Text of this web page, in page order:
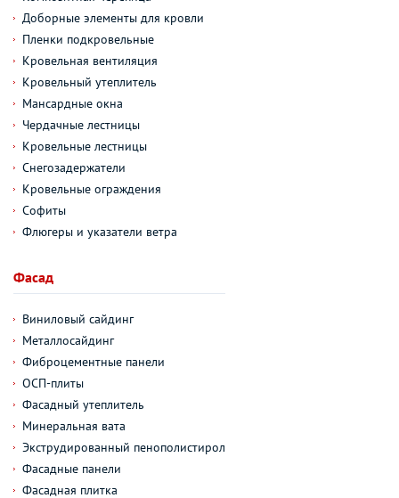
Доборные элементы для кровли
Пленки подкровельные
Кровельная вентиляция
Кровельный утеплитель
Мансардные окна
Чердачные лестницы
Кровельные лестницы
Снегозадержатели
Кровельные ограждения
Софиты
Флюгеры и указатели ветра
Фасад
Виниловый сайдинг
Металлосайдинг
Фиброцементные панели
ОСП-плиты
Фасадный утеплитель
Минеральная вата
Экструдированный пенополистирол
Фасадные панели
Фасадная плитка